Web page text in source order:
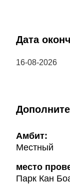
Дата
16-08-2026
Амбит:
Местный
место
Парк Кан